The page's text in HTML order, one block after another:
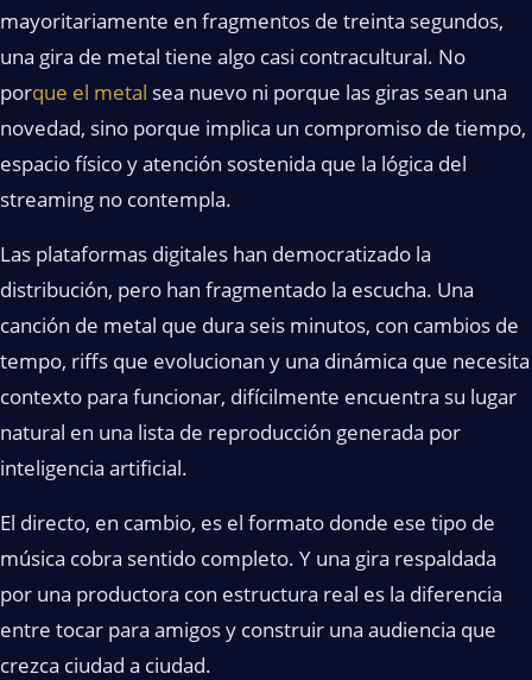
mayoritariamente en fragmentos de treinta segundos,
una gira de metal tiene algo casi contracultural. No
porque el metal sea nuevo ni porque las giras sean una
novedad, sino porque implica un compromiso de tiempo,
espacio físico y atención sostenida que la lógica del
streaming no contempla.
Las plataformas digitales han democratizado la
distribución, pero han fragmentado la escucha. Una
canción de metal que dura seis minutos, con cambios de
tempo, riffs que evolucionan y una dinámica que necesita
contexto para funcionar, difícilmente encuentra su lugar
natural en una lista de reproducción generada por
inteligencia artificial.
El directo, en cambio, es el formato donde ese tipo de
música cobra sentido completo. Y una gira respaldada
por una productora con estructura real es la diferencia
entre tocar para amigos y construir una audiencia que
crezca ciudad a ciudad.